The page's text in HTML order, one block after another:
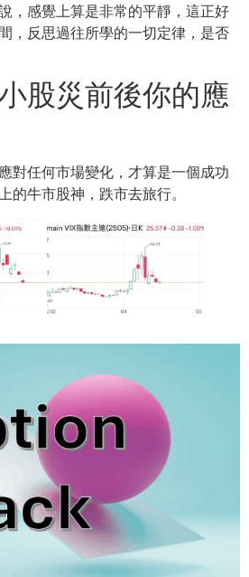
，感覺上算是非常的平靜，這正好
，反思過往所學的一切定律，是否
股災前後你的應
對任何市場變化，才算是一個成功
的牛市股神，跌市去旅行。